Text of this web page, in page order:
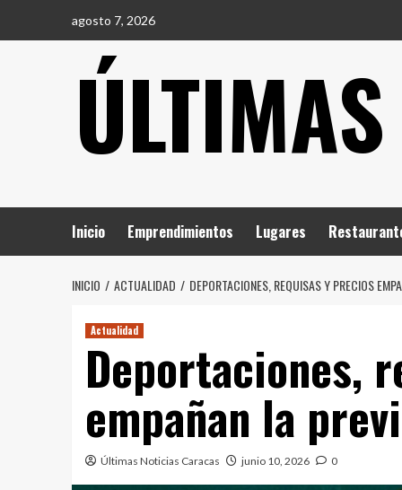
agosto 7, 2026
Inicio Emprendimientos Lugares
INICIO ACTUALIDAD DEPORTACIONES, REQUISAS Y PRECIOS
Actualidad
Deportaciones,
empañan la
Últimas Noticias Caracas junio 10, 2026 0